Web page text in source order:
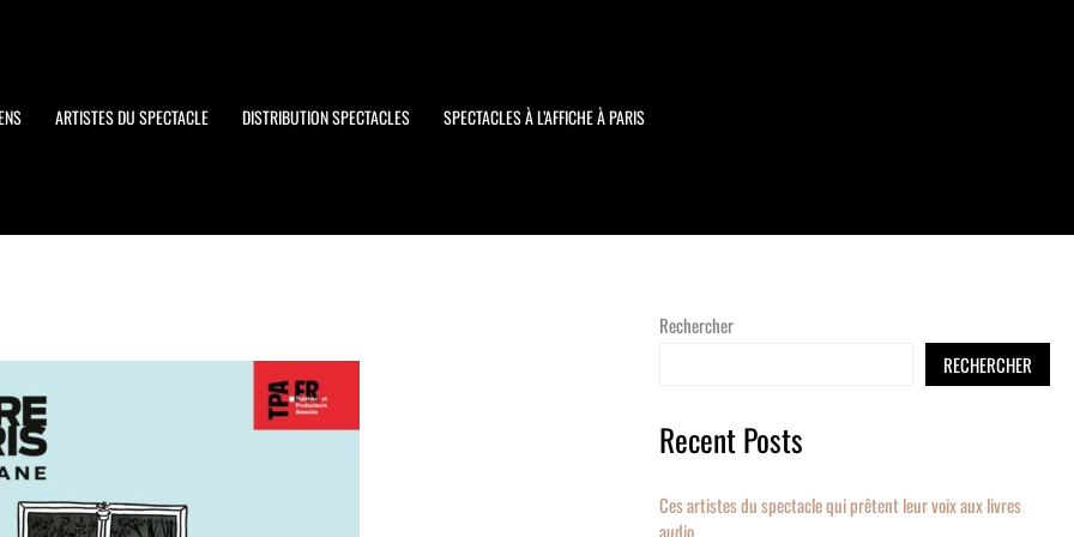
ARTISTES DU SPECTACLE DISTRIBUTION SPECTACLES SPECTACLES À L’AFFICHE À PARIS
Rechercher
RECHERCHER
Recent Posts
Ces artistes du spectacle qui prêtent leur voix aux livres
audio